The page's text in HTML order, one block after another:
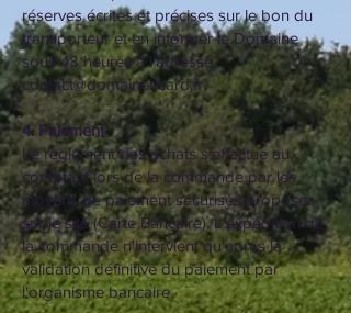
réserves écrites et précises sur le bon du
transporteur et en informer le Domaine
sous 48 heures à l'adresse
contact@domainericard.fr.
4. Paiement
Le règlement des achats s'effectue au
comptant lors de la commande par les
moyens de paiement sécurisés proposés
sur le site (Carte Bancaire). L'expédition de
la commande n'intervient qu'après la
validation définitive du paiement par
l'organisme bancaire.